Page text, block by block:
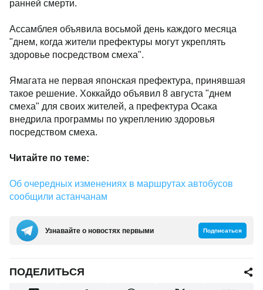
ранней смерти.
Ассамблея объявила восьмой день каждого месяца
"днем, когда жители префектуры могут укреплять
здоровье посредством смеха".
Ямагата не первая японская префектура, принявшая
такое решение. Хоккайдо объявил 8 августа "днем
смеха" для своих жителей, а префектура Осака
внедрила программы по укреплению здоровья
посредством смеха.
Читайте по теме:
Об очередных изменениях в маршрутах автобусов
сообщили астанчанам
Узнавайте о новостях первыми Подписаться
ПОДЕЛИТЬСЯ